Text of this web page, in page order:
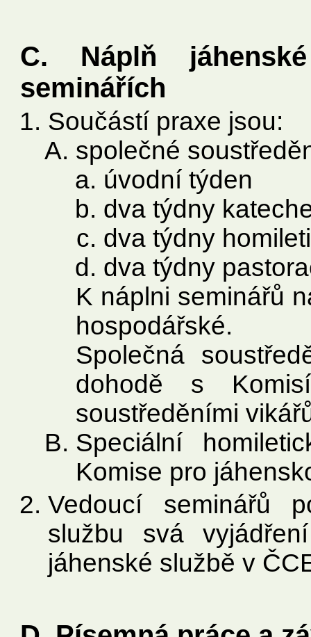
C. Náplň
seminářích
Součástí praxe jsou:
společné
úvodní týden
dva týdny
dva týdny
dva týdny
K náplni seminářů
hospodářské.
Společná
dohodě s
soustředěními
Speciální
Komise pro
Vedoucí seminářů
službu svá
jáhenské službě v